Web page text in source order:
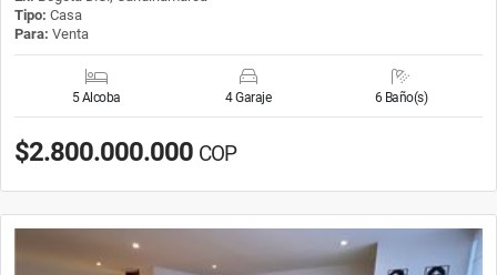
Tipo: Casa
Para: Venta
5 Alcoba 4 Garaje 6 Baño(s)
$2.800.000.000 COP